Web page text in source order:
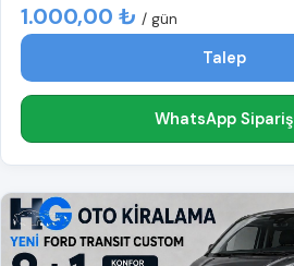
1.000,00 ₺ / gün
Talep
WhatsApp Sipariş